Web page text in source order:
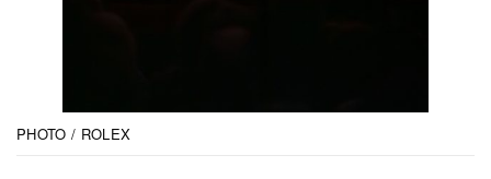
PHOTO / ROLEX